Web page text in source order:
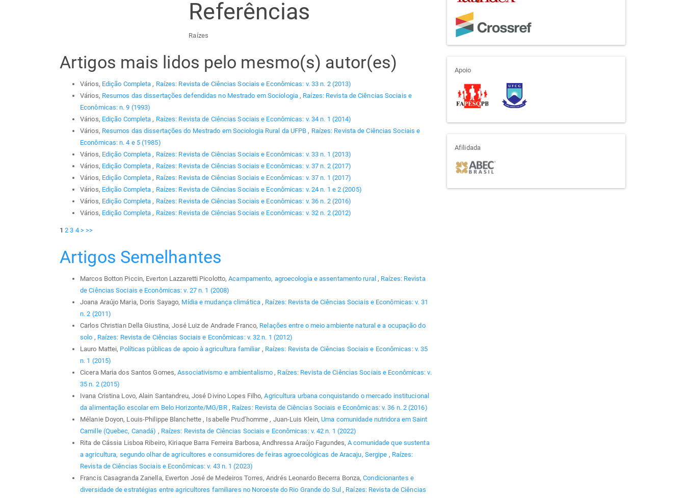
Referências
Raízes
Artigos mais lidos pelo mesmo(s) autor(es)
Vários, Edição Completa , Raízes: Revista de Ciências Sociais e Econômicas: v. 33 n. 2 (2013)
Vários, Resumos das dissertações defendidas no Mestrado em Sociologia , Raízes: Revista de Ciências Sociais e
Econômicas: n. 9 (1993)
Vários, Edição Completa , Raízes: Revista de Ciências Sociais e Econômicas: v. 34 n. 1 (2014)
Vários, Resumos das dissertações do Mestrado em Sociologia Rural da UFPB , Raízes: Revista de Ciências Sociais e
Econômicas: n. 4 e 5 (1985)
Vários, Edição Completa , Raízes: Revista de Ciências Sociais e Econômicas: v. 33 n. 1 (2013)
Vários, Edição Completa , Raízes: Revista de Ciências Sociais e Econômicas: v. 37 n. 2 (2017)
Vários, Edição Completa , Raízes: Revista de Ciências Sociais e Econômicas: v. 37 n. 1 (2017)
Vários, Edição Completa , Raízes: Revista de Ciências Sociais e Econômicas: v. 24 n. 1 e 2 (2005)
Vários, Edição Completa , Raízes: Revista de Ciências Sociais e Econômicas: v. 36 n. 2 (2016)
Vários, Edição Completa , Raízes: Revista de Ciências Sociais e Econômicas: v. 32 n. 2 (2012)
1 2 3 4 > >>
Artigos Semelhantes
Marcos Botton Piccin, Everton Lazzaretti Picolotto,Acampamento, agroecologia e assentamento rural , Raízes: Revista
de Ciências Sociais e Econômicas: v. 27 n. 1 (2008)
Joana Araújo Maria, Doris Sayago, Mídia e mudança climática , Raízes: Revista de Ciências Sociais e Econômicas: v. 31
n. 2 (2011)
Carlos Christian Della Giustina, José Luiz de Andrade Franco, Relações entre o meio ambiente natural e a ocupação do
solo , Raízes: Revista de Ciências Sociais e Econômicas: v. 32 n. 1 (2012)
Lauro Mattei, Políticas públicas de apoio à agricultura familiar , Raízes: Revista de Ciências Sociais e Econômicas: v. 35
n. 1 (2015)
Cicera Maria dos Santos Gomes,Associativismo e ambientalismo , Raízes: Revista de Ciências Sociais e Econômicas: v.
35 n. 2 (2015)
Ivana Cristina Lovo, Alain Santandreu, José Divino Lopes Filho,Agricultura urbana conquistando o mercado institucional
da alimentação escolar em Belo Horizonte/MG/BR , Raízes: Revista de Ciências Sociais e Econômicas: v. 36 n. 2 (2016)
Mélanie Doyon, Louis-Philippe Blanchette , Isabelle Prud’homme , Juan-Luis Klein,Uma comunidade nutridora em Saint
Camille (Quebec, Canadá) , Raízes: Revista de Ciências Sociais e Econômicas: v. 42 n. 1 (2022)
Rita de Cássia Lisboa Ribeiro, Kiriaque Barra Ferreira Barbosa, Andhressa Araújo Fagundes,A comunidade que sustenta
a agricultura, segundo olhar de agricultores e consumidores de feiras agroecológicas de Aracaju, Sergipe , Raízes:
Revista de Ciências Sociais e Econômicas: v. 43 n. 1 (2023)
Francis Casagranda Zanella, Ewerton José de Medeiros Torres, Andrés Leonardo Becerra Bonza,Condicionantes e
diversidade de estratégias entre agricultores familiares no Noroeste do Rio Grande do Sul , Raízes: Revista de Ciências
apoio
Apoio
afiliada
Afilidada